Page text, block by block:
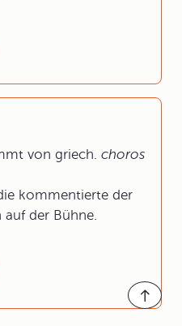
von griech. choros
kommentierte der
auf der Bühne.